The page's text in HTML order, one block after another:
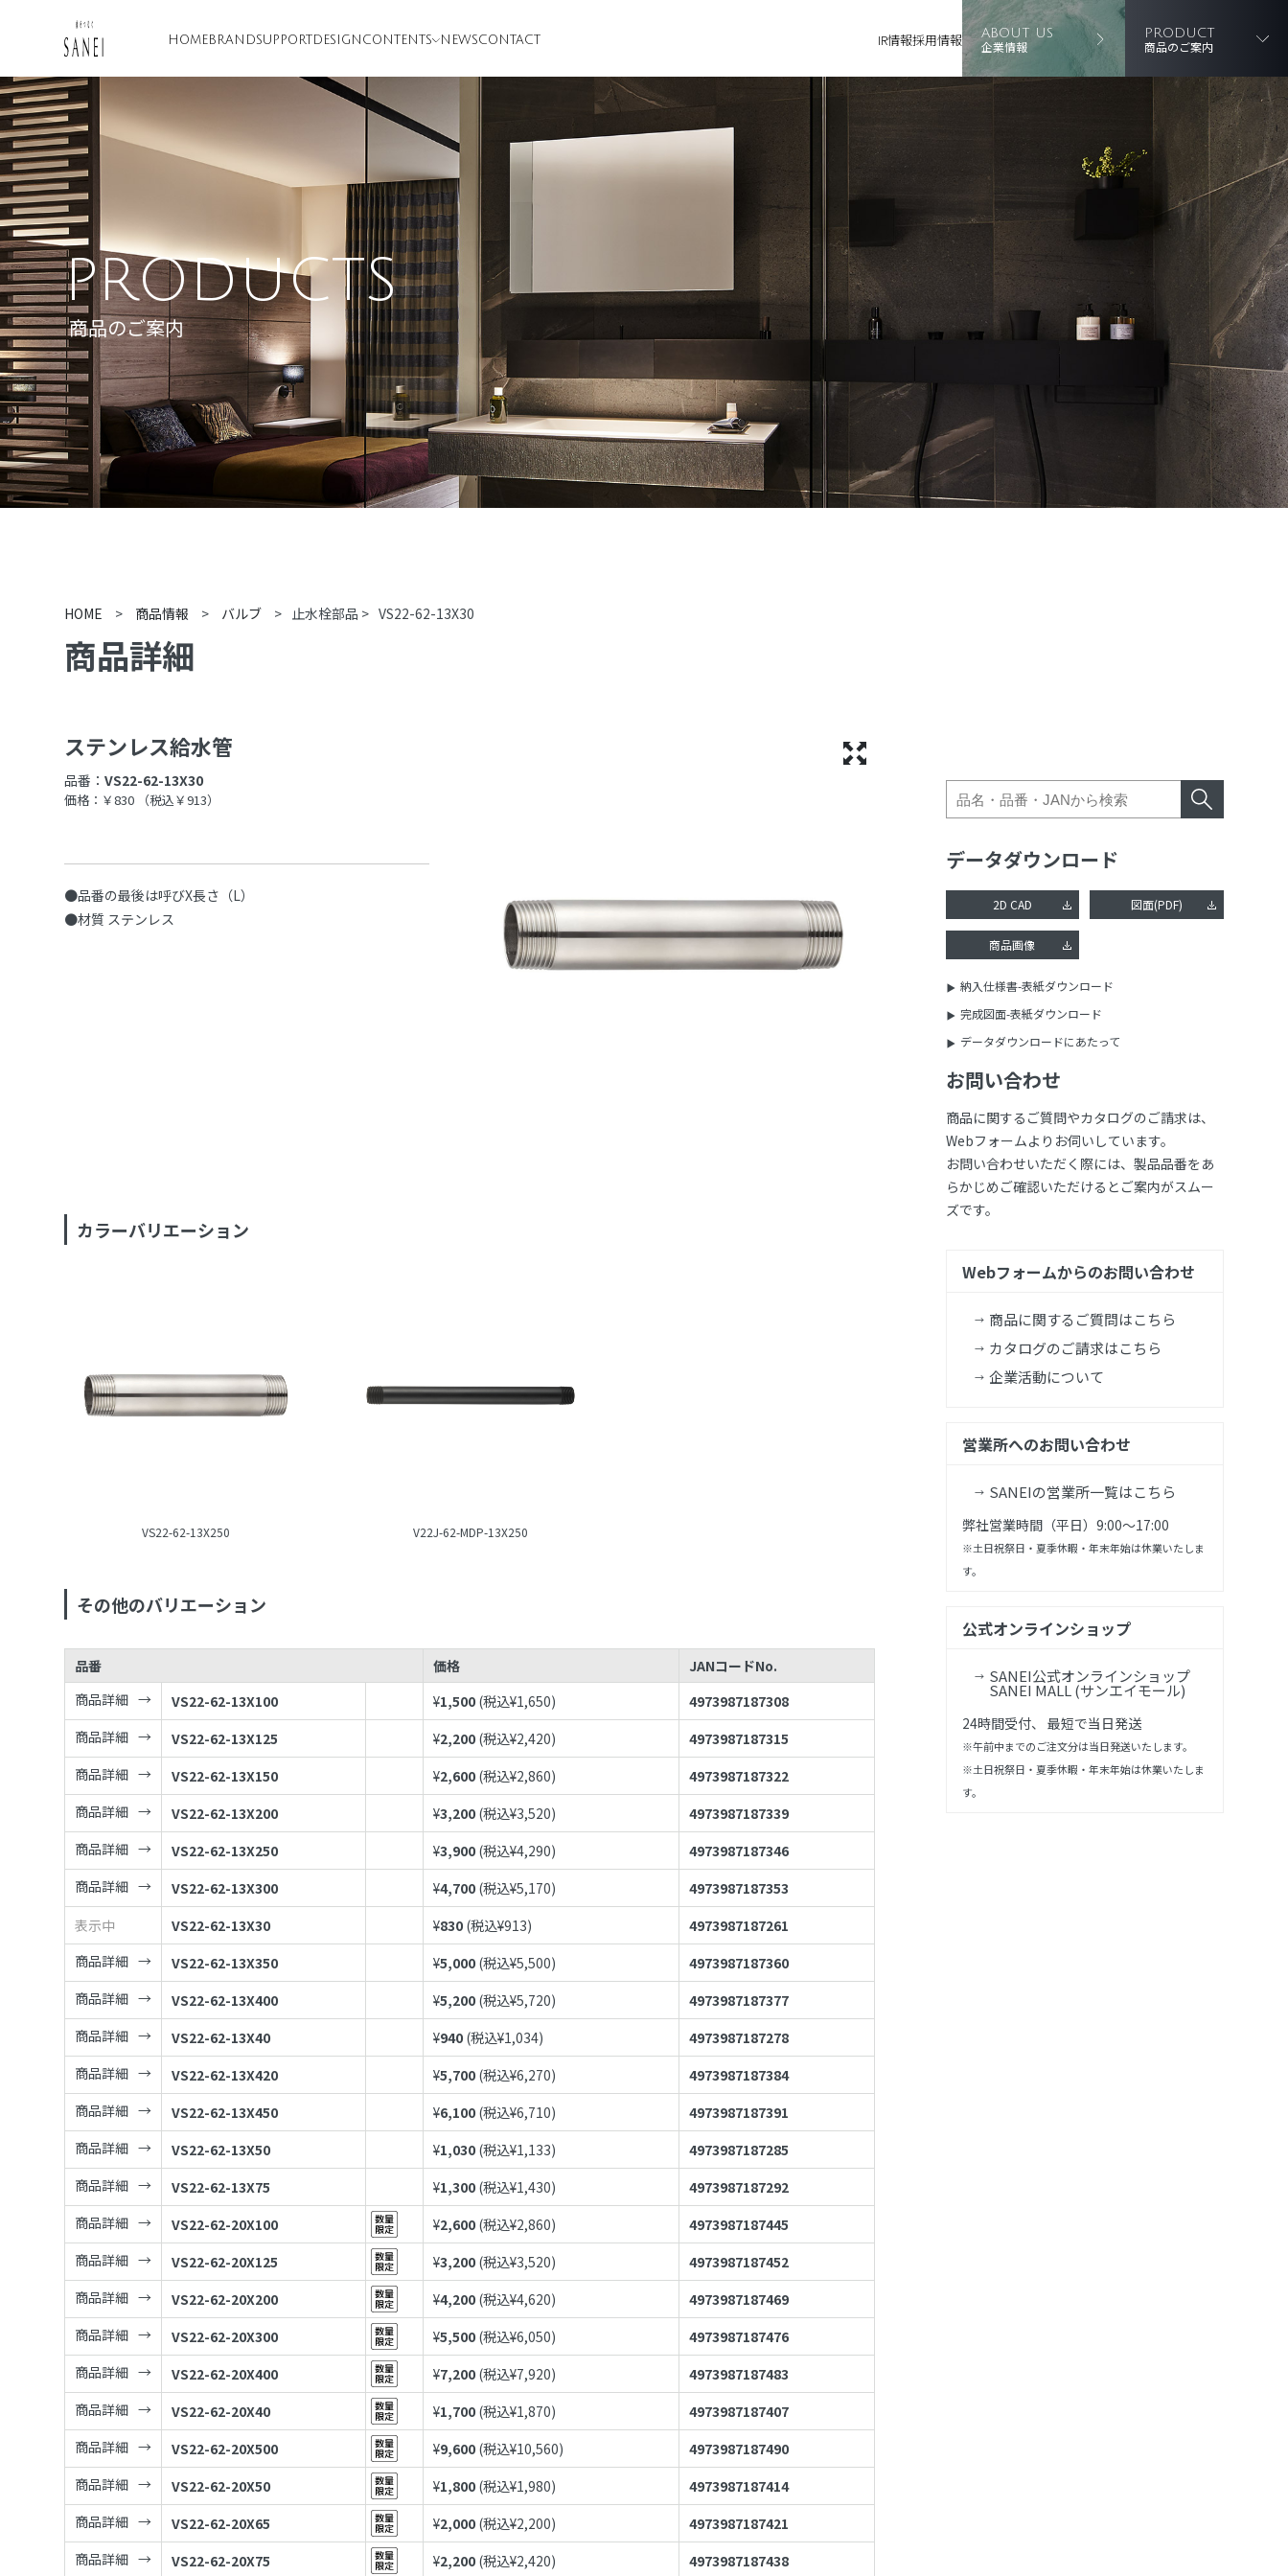
HOME BRANDSUPPORT DESIGN CONTENTS NEWSCONTACT IR情報採用情報 ABOUT US
企業情報
PRODUCT
商品のご案内
PRODUCTS
商品のご案内
HOME > 商品情報 > バルブ > 止水栓部品 > VS22-62-13X30
商品詳細
ステンレス給水管
品番：VS22-62-13X30
価格：￥830 （税込￥913）
●品番の最後は呼びX長さ（L）
●材質 ステンレス
カラーバリエーション
VS22-62-13X250 V22J-62-MDP-13X250
その他のバリエーション
品番 価格
JANコードNo.
商品詳細
VS22-62-13X100 ¥1,500 (税込¥1,650)
4973987187308
商品詳細
VS22-62-13X125 ¥2,200 (税込¥2,420)
4973987187315
商品詳細
VS22-62-13X150 ¥2,600 (税込¥2,860)
4973987187322
商品詳細
VS22-62-13X200 ¥3,200 (税込¥3,520)
4973987187339
商品詳細
VS22-62-13X250 ¥3,900 (税込¥4,290)
4973987187346
商品詳細
VS22-62-13X300 ¥4,700 (税込¥5,170)
4973987187353
表示中
VS22-62-13X30 ¥830 (税込¥913)
4973987187261
商品詳細
VS22-62-13X350 ¥5,000 (税込¥5,500)
4973987187360
商品詳細
VS22-62-13X400 ¥5,200 (税込¥5,720)
4973987187377
商品詳細
VS22-62-13X40 ¥940 (税込¥1,034)
4973987187278
商品詳細
VS22-62-13X420 ¥5,700 (税込¥6,270)
4973987187384
商品詳細
VS22-62-13X450 ¥6,100 (税込¥6,710)
4973987187391
商品詳細
VS22-62-13X50 ¥1,030 (税込¥1,133)
4973987187285
商品詳細
VS22-62-13X75 ¥1,300 (税込¥1,430)
4973987187292
商品詳細
VS22-62-20X100 ¥2,600 (税込¥2,860)
4973987187445
商品詳細
VS22-62-20X125 ¥3,200 (税込¥3,520)
4973987187452
商品詳細
VS22-62-20X200 ¥4,200 (税込¥4,620)
4973987187469
商品詳細
VS22-62-20X300 ¥5,500 (税込¥6,050)
4973987187476
商品詳細
VS22-62-20X400 ¥7,200 (税込¥7,920)
4973987187483
商品詳細
VS22-62-20X40 ¥1,700 (税込¥1,870)
4973987187407
商品詳細
VS22-62-20X500 ¥9,600 (税込¥10,560)
4973987187490
商品詳細
VS22-62-20X50 ¥1,800 (税込¥1,980)
4973987187414
商品詳細
VS22-62-20X65 ¥2,000 (税込¥2,200)
4973987187421
商品詳細
VS22-62-20X75 ¥2,200 (税込¥2,420) 4973987187438
データダウンロード
2D CAD 図面(PDF)
商品画像
納入仕様書-表紙ダウンロード
完成図面-表紙ダウンロード
データダウンロードにあたって
お問い合わせ
商品に関するご質問やカタログのご請求は、
Webフォームよりお伺いしています。
お問い合わせいただく際には、製品品番をあ
らかじめご確認いただけるとご案内がスムー
ズです。
Webフォームからのお問い合わせ
商品に関するご質問はこちら
カタログのご請求はこちら
企業活動について
営業所へのお問い合わせ
SANEIの営業所一覧はこちら
弊社営業時間（平日）9:00～17:00
※土日祝祭日・夏季休暇・年末年始は休業いたしま
す。
公式オンラインショップ
SANEI公式オンラインショップ
SANEI MALL (サンエイモール)
24時間受付、 最短で当日発送
※午前中までのご注文分は当日発送いたします。
※土日祝祭日・夏季休暇・年末年始は休業いたしま
す。